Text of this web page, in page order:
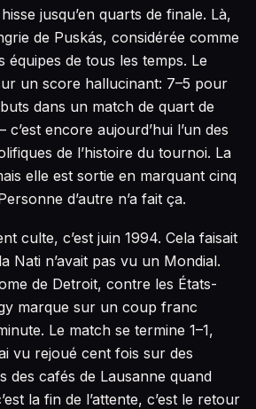
jusqu’en quarts de finale. Là,
de Puskás, considérée comme
équipes de tous les temps. Le
un score hallucinant: 7–5 pour
dans un match de quart de
encore aujourd’hui l’un des
de l’histoire du tournoi. La
elle est sortie en marquant cinq
d’autre n’a fait ça.
culte, c’est juin 1994. Cela faisait
Nati n’avait pas vu un Mondial.
de Detroit, contre les États-
marque sur un coup franc
Le match se termine 1–1,
vu rejoué cent fois sur des
des cafés de Lausanne quand
la fin de l’attente, c’est le retour